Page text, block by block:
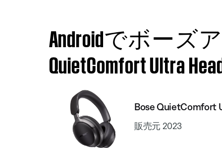
Androidでボーズ
QuietComfort Ultra
Bose QuietComfort
販売元 2023